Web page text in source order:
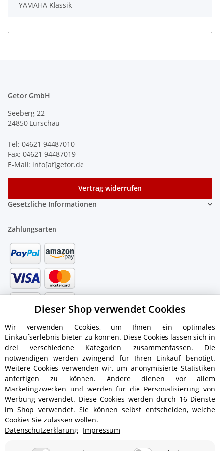
YAMAHA Klassik
Getor GmbH
Seeberg 22
24850 Lürschau
Tel: 04621 94487010
Fax: 04621 94487019
E-Mail: info[at]getor.de
Vertrag widerrufen
Gesetzliche Informationen
Zahlungsarten
Versandinformationen
ab 5,90 € - Ab 300 € Bestellwert
Dieser Shop verwendet Cookies
Wir verwenden Cookies, um Ihnen ein optimales
Einkaufserlebnis bieten zu können. Diese Cookies lassen sich in
drei verschiedene Kategorien zusammenfassen. Die
notwendigen werden zwingend für Ihren Einkauf benötigt.
Weitere Cookies verwenden wir, um anonymisierte Statistiken
anfertigen zu können. Andere dienen vor allem
Marketingzwecken und werden für die Personalisierung von
Werbung verwendet. Diese Cookies werden durch 16 Dienste
im Shop verwendet. Sie können selbst entscheiden, welche
Cookies Sie zulassen wollen.
Datenschutzerklärung Impressum